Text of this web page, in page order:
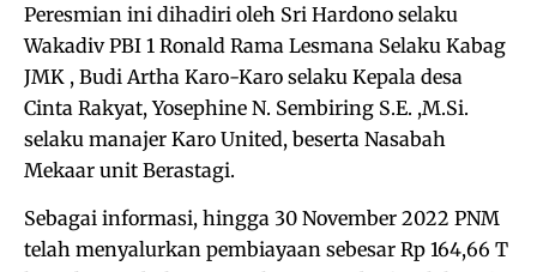
Peresmian ini dihadiri oleh Sri Hardono selaku
Wakadiv PBI 1 Ronald Rama Lesmana Selaku Kabag
JMK , Budi Artha Karo-Karo selaku Kepala desa
Cinta Rakyat, Yosephine N. Sembiring S.E. ,M.Si.
selaku manajer Karo United, beserta Nasabah
Mekaar unit Berastagi.
Sebagai informasi, hingga 30 November 2022 PNM
telah menyalurkan pembiayaan sebesar Rp 164,66 T